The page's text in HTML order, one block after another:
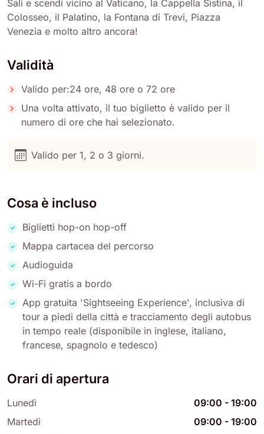
Sali e scendi vicino al Vaticano, la Cappella Sistina, il
Colosseo, il Palatino, la Fontana di Trevi, Piazza
Venezia e molto altro ancora!
Validità
Valido per:24 ore, 48 ore o 72 ore
Una volta attivato, il tuo biglietto è valido per il
numero di ore che hai selezionato.
Valido per 1, 2 o 3 giorni.
Cosa è incluso
Biglietti hop-on hop-off
Mappa cartacea del percorso
Audioguida
Wi-Fi gratis a bordo
App gratuita 'Sightseeing Experience', inclusiva di
tour a piedi della città e tracciamento degli autobus
in tempo reale (disponibile in inglese, italiano,
francese, spagnolo e tedesco)
Orari di apertura
Lunedì 09:00 - 19:00
Martedì
09:00 - 19:00